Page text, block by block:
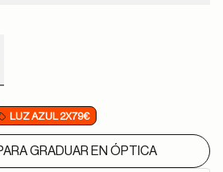
LUZ AZUL 2X79€
GRADUAR EN ÓPTICA